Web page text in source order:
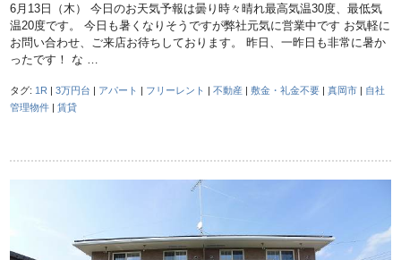
6月13日（木） 今日のお天気予報は曇り時々晴れ最高気温30度、最低気
温20度です。 今日も暑くなりそうですが弊社元気に営業中です お気軽に
お問い合わせ、ご来店お待ちしております。 昨日、一昨日も非常に暑か
ったです！ な …
タグ: 1R |3万円台 | アパート | フリーレント |不動産 |敷金・礼金不要 |真岡市 | 自社
管理物件 |賃貸